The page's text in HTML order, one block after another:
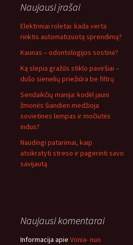
Naujausi įrašai
Elektriniai roletai: kada verta
rinktis automatizuotą sprendimą?
Kaunas – odontologijos sostinė?
Ką slepia gražūs stiklo paviršiai –
dušo sienelių priežiūra be filtrų
Sendaikčių manija: kodėl jauni
žmonės šiandien medžioja
sovietines lempas ir močiutės
indus?
Naudingi patarimai, kaip
atsikratyti streso ir pagerinti savo
savijautą
Naujausi komentarai
Informacija apie Vonia- nuo